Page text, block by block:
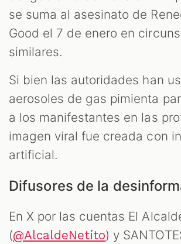
se suma al asesinato de
Good el 7 de enero en
similares.
Si bien las autoridades han
aerosoles de gas pimienta
a los manifestantes en las
imagen viral fue creada con
artificial.
Difusores de la
En X por las cuentas El
(@AlcaldeNetito) y